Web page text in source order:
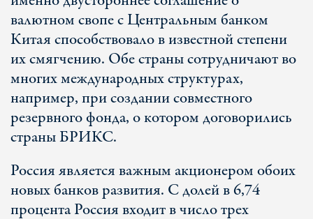
валютном свопе с Центральным банком
Китая способствовало в известной степени
их смягчению. Обе страны сотрудничают во
многих международных структурах,
например, при создании совместного
резервного фонда, о котором договорились
страны БРИКС.
Россия является важным акционером обоих
новых банков развития. С долей в 6,74
процента Россия входит в число трех